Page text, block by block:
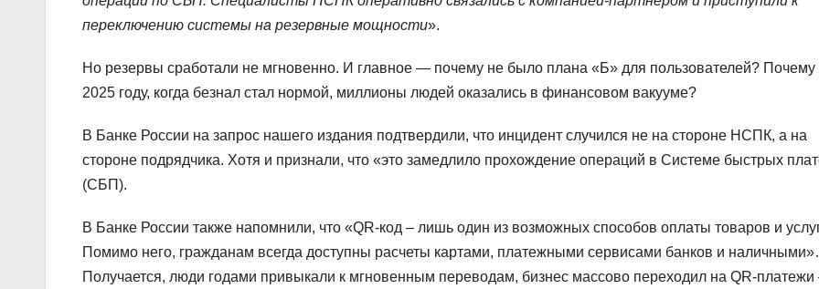
переключению системы на резервные мощности».
Но резервы сработали не мгновенно. И главное — почему не было плана «Б» для пользователей? Почему
2025 году, когда безнал стал нормой, миллионы людей оказались в финансовом вакууме?
В Банке России на запрос нашего издания подтвердили, что инцидент случился не на стороне НСПК, а на
стороне подрядчика. Хотя и признали, что «это замедлило прохождение операций в Системе быстрых
(СБП).
В Банке России также напомнили, что «QR-код – лишь один из возможных способов оплаты товаров и
Помимо него, гражданам всегда доступны расчеты картами, платежными сервисами банков и
Получается, люди годами привыкали к мгновенным переводам, бизнес массово переходил на QR-